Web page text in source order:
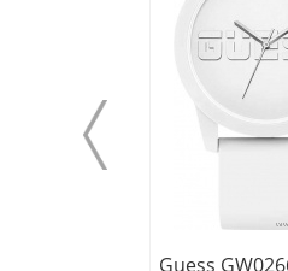
Guess